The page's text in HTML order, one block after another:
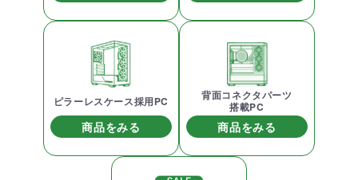
ピラーレスケース採用PC
商品をみる
背面コネクタパーツ
搭載PC
商品をみる